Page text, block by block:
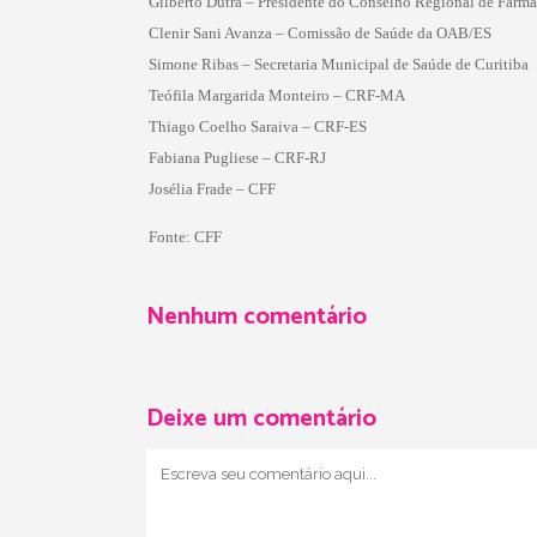
Clenir Sani Avanza – Comissão de Saúde da OAB/ES
Simone Ribas – Secretaria Municipal de Saúde de Curitiba
Teófila Margarida Monteiro – CRF-MA
Thiago Coelho Saraiva – CRF-ES
Fabiana Pugliese – CRF-RJ
Josélia Frade – CFF
Fonte: CFF
Nenhum comentário
Deixe um comentário